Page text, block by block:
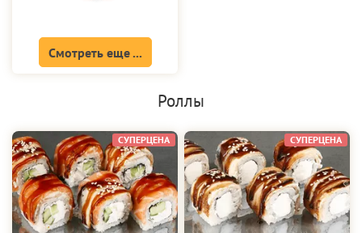
Смотреть еще ...
Роллы
СУПЕРЦЕНА СУПЕРЦЕНА